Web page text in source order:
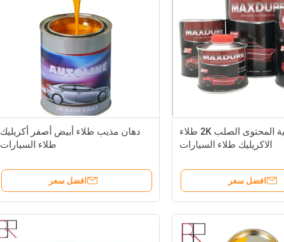
دهان مذيب طلاء أبيض أصفر أكريليك
طلاء السيارات
افضل سعر
عالية المحتوى الصلب 2K طلاء
الاكريليك طلاء السيارات
افضل سعر